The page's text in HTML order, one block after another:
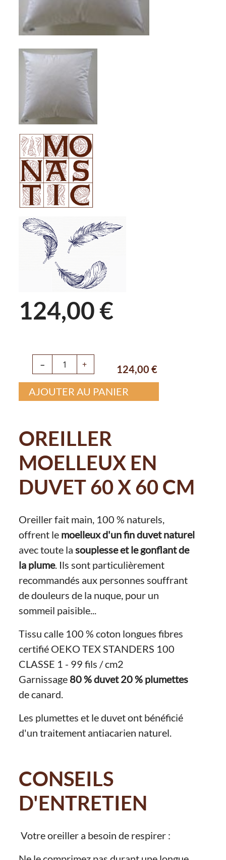
124,00 €
+
− 124,00 €
AJOUTER AU PANIER
OREILLER
MOELLEUX EN
DUVET 60 X 60 CM
Oreiller fait main, 100 % naturels,
offrent le moelleux d'un fin duvet naturel
avec toute lasouplesse et le gonflant de
la plume. Ils sont particulièrement
recommandés aux personnes souffrant
de douleurs de la nuque, pour un
sommeil paisible...
Tissu calle 100 % coton longues fibres
certifié OEKO TEX STANDERS 100
CLASSE 1 - 99 fils / cm2
Garnissage 80 % duvet 20 % plumettes
de canard.
Les plumettes et le duvet ont bénéficié
d'un traitement antiacarien naturel.
CONSEILS
D'ENTRETIEN
Votre oreiller a besoin de respirer :